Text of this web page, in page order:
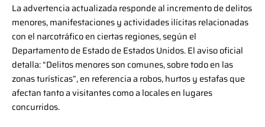
La advertencia actualizada responde al incremento de delitos
menores, manifestaciones y actividades ilícitas relacionadas
con el narcotráfico en ciertas regiones, según el
Departamento de Estado de Estados Unidos. El aviso oficial
detalla: “Delitos menores son comunes, sobre todo en las
zonas turísticas”, en referencia a robos, hurtos y estafas que
afectan tanto a visitantes como a locales en lugares
concurridos.